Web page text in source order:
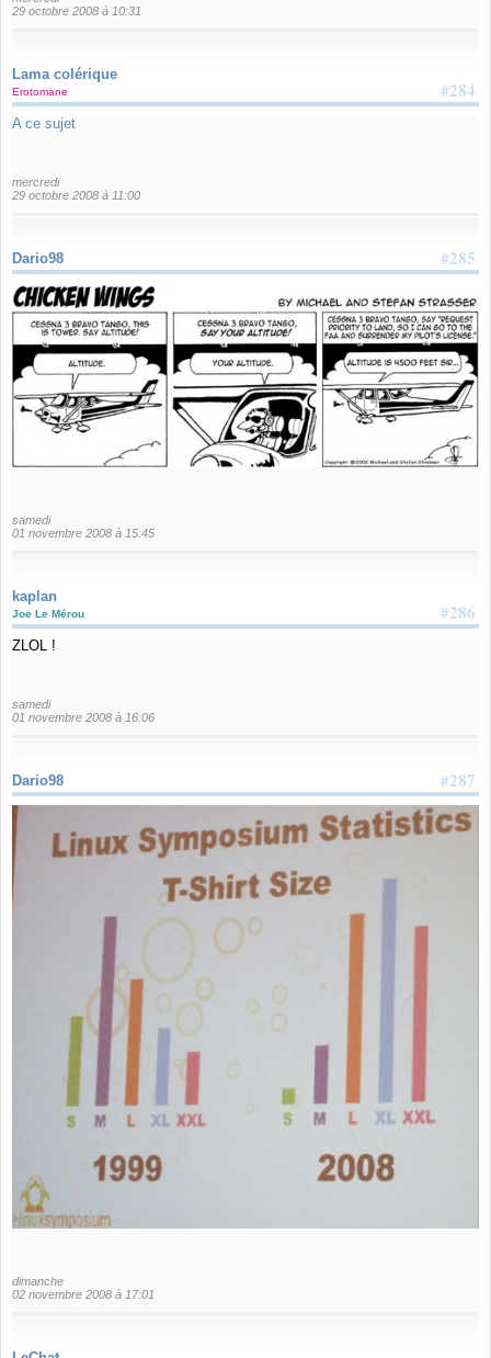
29 octobre 2008 à 10:31
Lama colérique
#284
Erotomane
A ce sujet
mercredi
29 octobre 2008 à 11:00
#285
Dario98
samedi
01 novembre 2008 à 15:45
kaplan
#286
Joe Le Mérou
ZLOL !
samedi
01 novembre 2008 à 16:06
#287
Dario98
dimanche
02 novembre 2008 à 17:01